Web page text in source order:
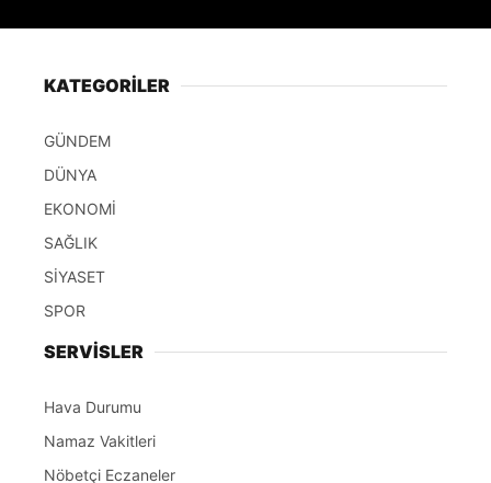
KATEGORİLER
GÜNDEM
DÜNYA
EKONOMİ
SAĞLIK
SİYASET
SPOR
SERVİSLER
Hava Durumu
Namaz Vakitleri
Nöbetçi Eczaneler